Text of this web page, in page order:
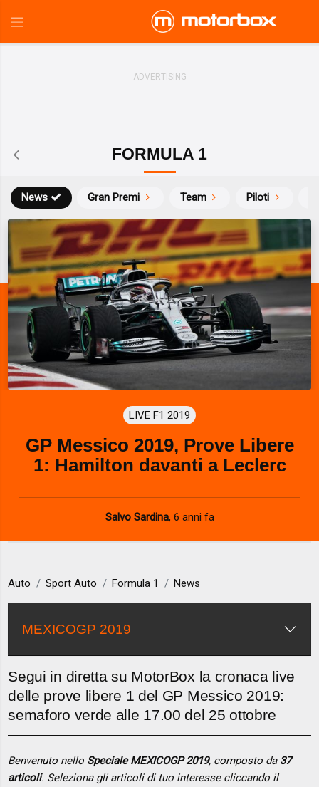
FORMULA 1
News Gran Premi Team Piloti
LIVE F1 2019
GP Messico 2019, Prove Libere
1: Hamilton davanti a Leclerc
Salvo Sardina, 6 anni fa
Auto Sport Auto Formula 1 News
MEXICOGP 2019
Segui in diretta su MotorBox la cronaca live
delle prove libere 1 del GP Messico 2019:
semaforo verde alle 17.00 del 25 ottobre
Benvenuto nello Speciale MEXICOGP 2019, composto da 37
articoli. Seleziona gli articoli di tuo interesse cliccando il